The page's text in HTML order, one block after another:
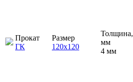
Прокат
ГК
Размер
120х120
Толщина,
мм
4 мм